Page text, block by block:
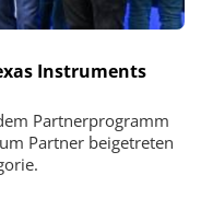
Instruments
Partnerprogramm
Partner beigetreten